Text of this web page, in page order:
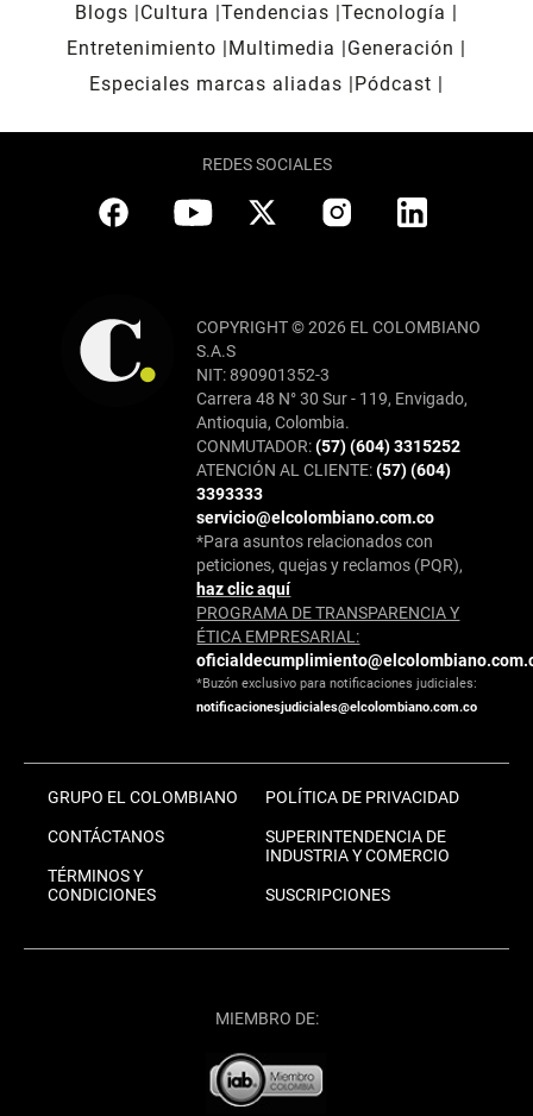
Blogs
Cultura Tendencias Tecnología
Entretenimiento
Multimedia
Generación
Especiales marcas aliadas
Pódcast
REDES SOCIALES
COPYRIGHT © 2026 EL COLOMBIANO
S.A.S
NIT: 890901352-3
Carrera 48 N° 30 Sur - 119, Envigado,
Antioquia, Colombia.
CONMUTADOR:(57) (604) 3315252
ATENCIÓN AL CLIENTE:(57) (604)
3393333
servicio@elcolombiano.com.co
*Para asuntos relacionados con
peticiones, quejas y reclamos (PQR),
haz clic aquí
PROGRAMA DE TRANSPARENCIA Y
ÉTICA EMPRESARIAL:
*Buzón exclusivo para notificaciones judiciales:
notificacionesjudiciales@elcolombiano.com.co
GRUPO EL COLOMBIANO
CONTÁCTANOS
TÉRMINOS Y
CONDICIONES
POLÍTICA DE PRIVACIDAD
SUPERINTENDENCIA DE
INDUSTRIA Y COMERCIO
SUSCRIPCIONES
MIEMBRO DE: